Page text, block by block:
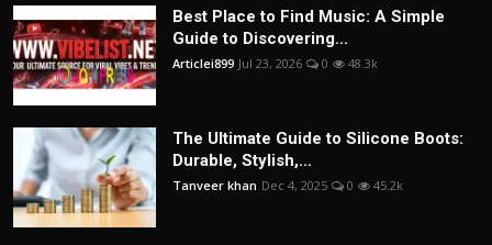
Best Place to Find Music: A Simple
Guide to Discovering...
Articlei899 Jul 23, 2026 0 48.3k
The Ultimate Guide to Silicone Boots:
Durable, Stylish,...
Tanveer khan Dec 4, 2025 0 45.2k